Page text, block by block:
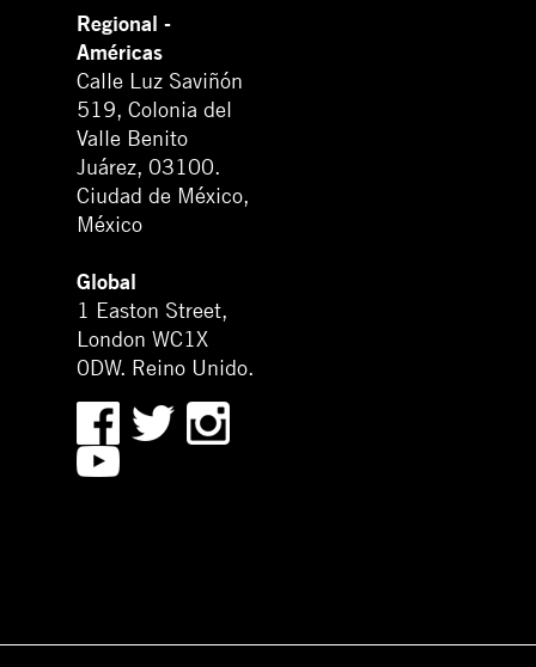
Regional -
Américas
Calle Luz Saviñón
519, Colonia del
Valle Benito
Juárez, 03100.
Ciudad de México,
México
Global
1 Easton Street,
London WC1X
0DW. Reino Unido.